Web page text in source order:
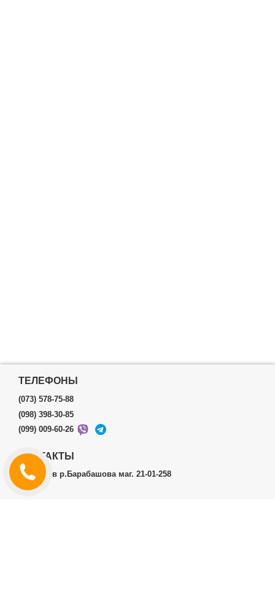
ТЕЛЕФОНЫ
(073) 578-75-88
(098) 398-30-85
(099) 009-60-26
КОНТАКТЫ
г.Харьков р.Барабашова маг. 21-01-258